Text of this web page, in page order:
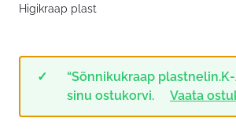
Higikraap plast
“Sõnnikukraap plastnelin.K-
sinu ostukorvi.
Vaata